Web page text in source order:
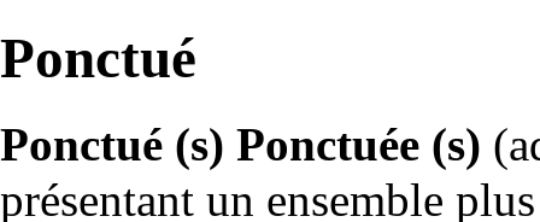
Ponctué
Ponctué (s) Ponctuée (s)
présentant un ensemble